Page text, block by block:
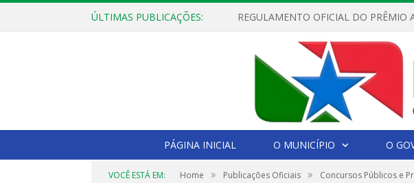
ÚLTIMAS PUBLICAÇÕES:
PÁGINA INICIAL O MUNICÍPIO O
VOCÊ ESTÁ EM: Home » Publicações Oficiais » Concursos Públicos e